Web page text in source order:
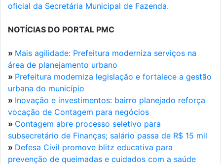
oficial da Secretária Municipal de Fazenda.
NOTÍCIAS DO PORTAL PMC
» Mais agilidade: Prefeitura moderniza serviços na
área de planejamento urbano
» Prefeitura moderniza legislação e fortalece a gestão
urbana do município
» Inovação e investimentos: bairro planejado reforça
vocação de Contagem para negócios
» Contagem abre processo seletivo para
subsecretário de Finanças; salário passa de R$ 15 mil
» Defesa Civil promove blitz educativa para
prevenção de queimadas e cuidados com a saúde